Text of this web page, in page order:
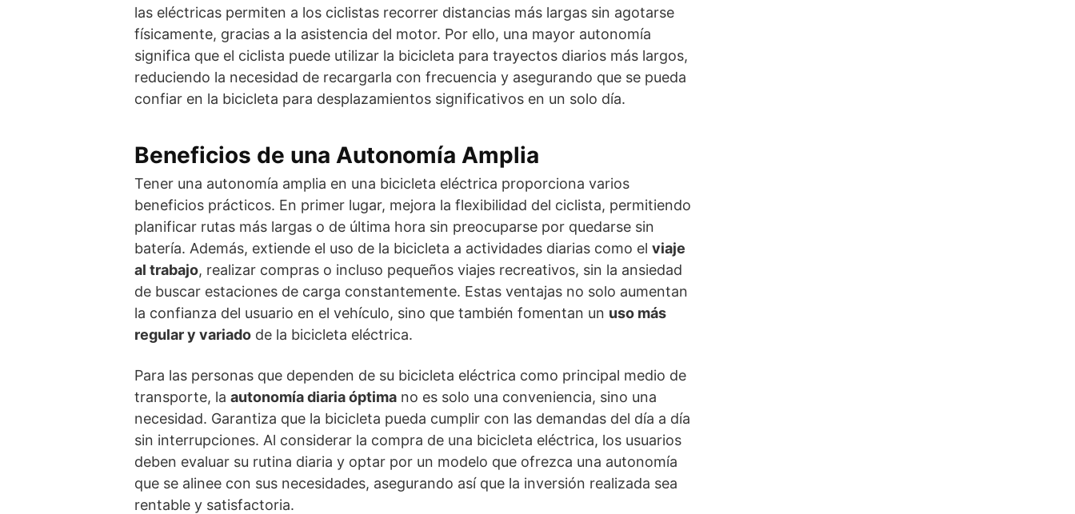
las eléctricas permiten a los ciclistas recorrer distancias más largas sin agotarse
físicamente, gracias a la asistencia del motor. Por ello, una mayor autonomía
significa que el ciclista puede utilizar la bicicleta para trayectos diarios más largos,
reduciendo la necesidad de recargarla con frecuencia y asegurando que se pueda
confiar en la bicicleta para desplazamientos significativos en un solo día.
Beneficios de una Autonomía Amplia
Tener una autonomía amplia en una bicicleta eléctrica proporciona varios
beneficios prácticos. En primer lugar, mejora la flexibilidad del ciclista, permitiendo
planificar rutas más largas o de última hora sin preocuparse por quedarse sin
batería. Además, extiende el uso de la bicicleta a actividades diarias como el viaje
al trabajo, realizar compras o incluso pequeños viajes recreativos, sin la ansiedad
de buscar estaciones de carga constantemente. Estas ventajas no solo aumentan
la confianza del usuario en el vehículo, sino que también fomentan un uso más
regular y variado de la bicicleta eléctrica.
Para las personas que dependen de su bicicleta eléctrica como principal medio de
transporte, la autonomía diaria óptima no es solo una conveniencia, sino una
necesidad. Garantiza que la bicicleta pueda cumplir con las demandas del día a día
sin interrupciones. Al considerar la compra de una bicicleta eléctrica, los usuarios
deben evaluar su rutina diaria y optar por un modelo que ofrezca una autonomía
que se alinee con sus necesidades, asegurando así que la inversión realizada sea
rentable y satisfactoria.